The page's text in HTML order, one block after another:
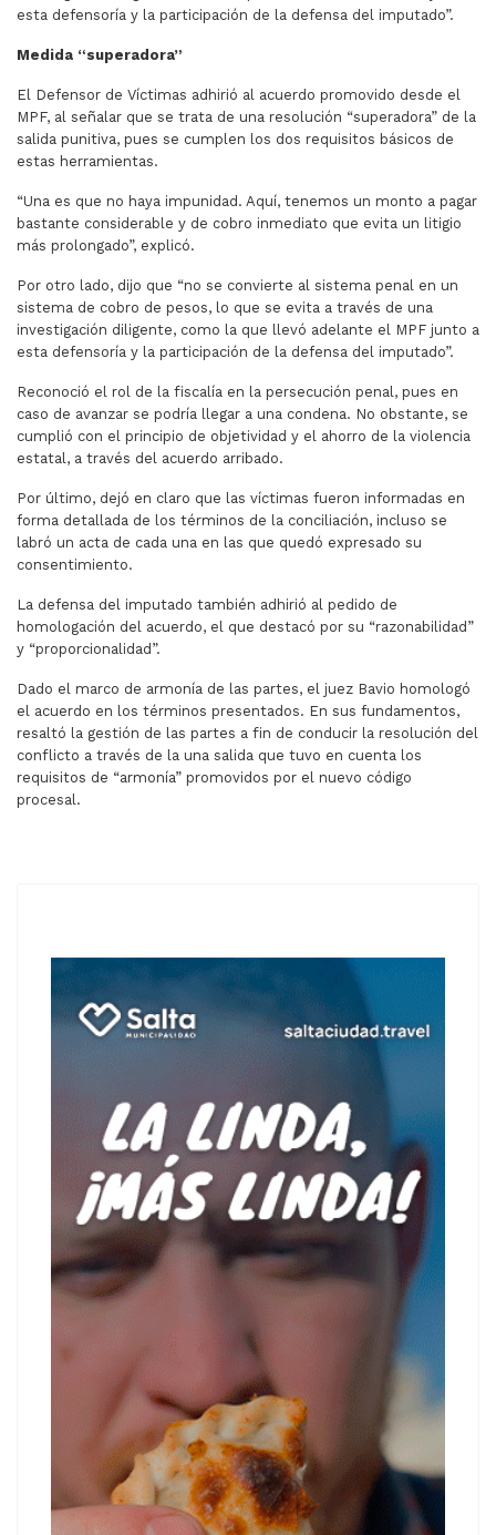
esta defensoría y la participación de la defensa del imputado”.
Medida “superadora”
El Defensor de Víctimas adhirió al acuerdo promovido desde el
MPF, al señalar que se trata de una resolución “superadora” de la
salida punitiva, pues se cumplen los dos requisitos básicos de
estas herramientas.
“Una es que no haya impunidad. Aquí, tenemos un monto a pagar
bastante considerable y de cobro inmediato que evita un litigio
más prolongado”, explicó.
Por otro lado, dijo que “no se convierte al sistema penal en un
sistema de cobro de pesos, lo que se evita a través de una
investigación diligente, como la que llevó adelante el MPF junto a
esta defensoría y la participación de la defensa del imputado”.
Reconoció el rol de la fiscalía en la persecución penal, pues en
caso de avanzar se podría llegar a una condena. No obstante, se
cumplió con el principio de objetividad y el ahorro de la violencia
estatal, a través del acuerdo arribado.
Por último, dejó en claro que las víctimas fueron informadas en
forma detallada de los términos de la conciliación, incluso se
labró un acta de cada una en las que quedó expresado su
consentimiento.
La defensa del imputado también adhirió al pedido de
homologación del acuerdo, el que destacó por su “razonabilidad”
y “proporcionalidad”.
Dado el marco de armonía de las partes, el juez Bavio homologó
el acuerdo en los términos presentados. En sus fundamentos,
resaltó la gestión de las partes a fin de conducir la resolución del
conflicto a través de la una salida que tuvo en cuenta los
requisitos de “armonía” promovidos por el nuevo código
procesal.